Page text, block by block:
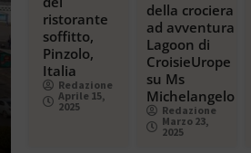
ristorante
soffitto,
Pinzolo,
Italia
Redazione
Aprile 15,
2025
della crociera
ad avventura
Lagoon di
CroisieUrope
su Ms
Michelangelo
Redazione
Marzo 23,
2025